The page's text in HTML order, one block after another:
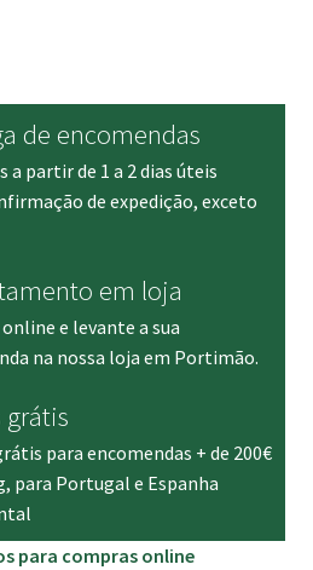
de encomendas
a partir de 1 a 2 dias úteis
de expedição, exceto
em loja
e levante a sua
na nossa loja em Portimão.
grátis
para encomendas + de 200€
para Portugal e Espanha
para compras online